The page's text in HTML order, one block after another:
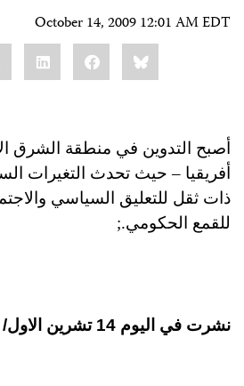
October 14, 2009 12:01 AM EDT
Bluesky
أصبح التدوين في منطقة الشرق
أفريقيا – حيث تحدث التغيرات
ذات ثقل للتعليق السياسي
للقمع الحكومي.;
نشرت في اليوم 14 تشرين الاول/ اكتوبر 2009